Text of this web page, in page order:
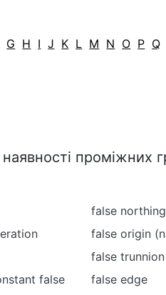
G H I J K L M N O P Q
проміжних
false
false
false origin
false trunnion
false edge